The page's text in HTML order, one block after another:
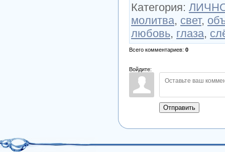
Категория:
молитва, свет,
любовь, глаза,
Всего комментариев: 0
Войдите:
Отправить